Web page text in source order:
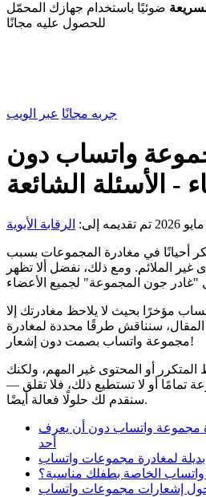
ضوئيًا باستخدام جهازك المحمّل
للحصول عليه مجانًا
جربه مجانًا عبر الويب
واتساب دون
- الأسئلة الشائعة
تم تقديمه إلى: الرقابة الأبوية
أحيانًا في مغادرة المجموعات بسبب
غير الملائم. ومع ذلك، نفضل ألا تظهر
مؤخرًا بحيث لا يلاحظ مغادرتك إلا
سنناقش طرقًا محددة لمغادرة
مجموعة واتساب بصمت دون إشعار!
أو المحتوى غير المهم، ولكنك
تمامًا أو لا تستطيع ذلك، فلا تقلق —
سنقدم لك حلولًا فعالة أيضًا.
مجموعة واتساب دون أن يعرف
أحد
لمغادرة مجموعات واتساب
الخاصة بطفلك مناسبة؟
حول إشعارات مجموعات واتساب